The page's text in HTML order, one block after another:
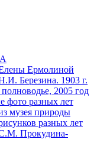
Ермолиной
Березина. 1903 г.
2005 год
фото разных лет
музея природы
разных лет
Прокудина-